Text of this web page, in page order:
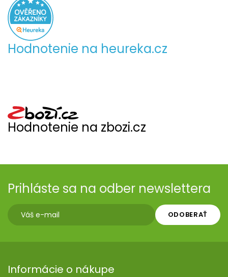
Hodnotenie na heureka.cz
Hodnotenie na zbozi.cz
Prihláste sa na odber newslettera
ODOBERAŤ
Informácie o nákupe